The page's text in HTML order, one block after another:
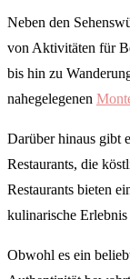
Neben den
von Aktivitäten für
bis hin zu
nahegelegenen
Darüber hinaus gibt
Restaurants, die
Restaurants bieten
kulinarische Erlebnis
Obwohl es ein